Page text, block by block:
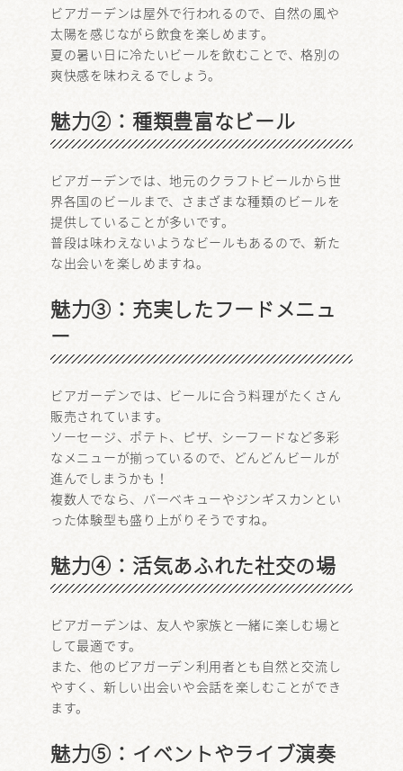
ビアガーデンは屋外で行われるので、自然の風や
太陽を感じながら飲食を楽しめます。
夏の暑い日に冷たいビールを飲むことで、格別の
爽快感を味わえるでしょう。
魅力②：種類豊富なビール
ビアガーデンでは、地元のクラフトビールから世
界各国のビールまで、さまざまな種類のビールを
提供していることが多いです。
普段は味わえないようなビールもあるので、新た
な出会いを楽しめますね。
魅力③：充実したフードメニュ
ー
ビアガーデンでは、ビールに合う料理がたくさん
販売されています。
ソーセージ、ポテト、ピザ、シーフードなど多彩
なメニューが揃っているので、どんどんビールが
進んでしまうかも！
複数人でなら、バーベキューやジンギスカンとい
った体験型も盛り上がりそうですね。
魅力④：活気あふれた社交の場
ビアガーデンは、友人や家族と一緒に楽しむ場と
して最適です。
また、他のビアガーデン利用者とも自然と交流し
やすく、新しい出会いや会話を楽しむことができ
ます。
魅力⑤：イベントやライブ演奏